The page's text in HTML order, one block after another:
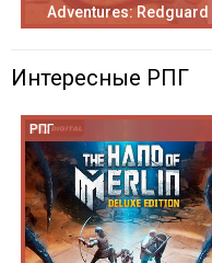
Adventures: Redguard
Интересные РПГ
РПГ